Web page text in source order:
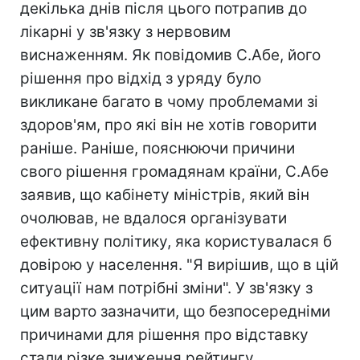
декілька днів після цього потрапив до
лікарні у зв'язку з нервовим
виснаженням. Як повідомив С.Абе, його
рішення про відхід з уряду було
викликане багато в чому проблемами зі
здоров'ям, про які він не хотів говорити
раніше. Раніше, пояснюючи причини
свого рішення громадянам країни, С.Абе
заявив, що кабінету міністрів, який він
очолював, не вдалося організувати
ефективну політику, яка користувалася б
довірою у населення. "Я вирішив, що в цій
ситуації нам потрібні зміни". У зв'язку з
цим варто зазначити, що безпосередніми
причинами для рішення про відставку